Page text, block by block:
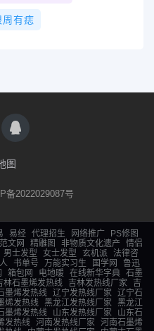
周有痣
图
备2022029087号
易经 代理招生 网络推广
PS修图
范文网 精雕图 非物质文化遗产
情侣
男士发型 女士发型 玄机派
法律咨
书单号 万能实习生 国学网
鲁迅
箱包网 电地暖 在线新华字典 石墨
林石墨烯发热线 吉林发热线厂家
吉
墨烯发热线 辽宁发热线厂家 辽宁石
烯发热线 黑龙江发热线厂家 黑龙江
墨烯发热线 山东发热线厂家
山东石
发热线 河南发热线厂家 河南石墨烯